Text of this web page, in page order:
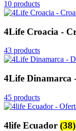
10 products
4Life Croacia -
43 products
4Life Dinamarca
45 products
4life Ecuador (38)